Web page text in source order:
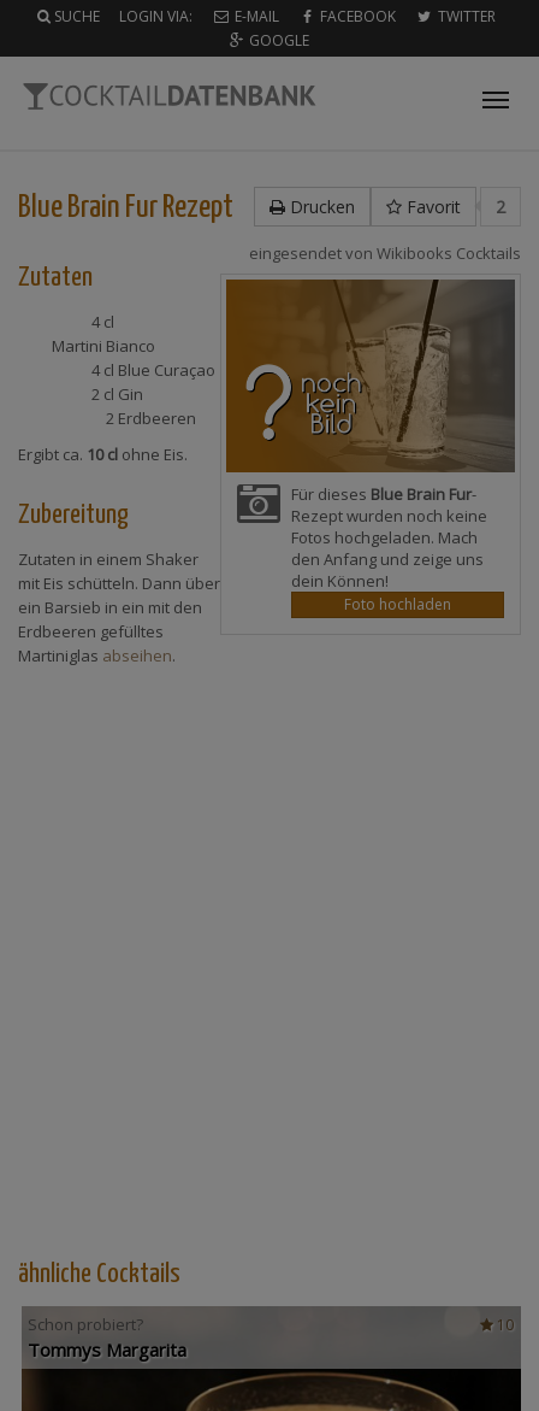
SUCHE LOGIN VIA: E-MAIL FACEBOOK
TWITTER
GOOGLE
Drucken Favorit 2
Blue Brain Fur Rezept
eingesendet von Wikibooks Cocktails
Für dieses Blue Brain Fur-
Rezept wurden noch keine
Fotos hochgeladen. Mach
den Anfang und zeige uns
dein Können!
Foto hochladen
Zutaten
4 cl
Martini Bianco
4 cl Blue Curaçao
2 cl Gin
2 Erdbeeren
Ergibt ca. 10 cl ohne Eis.
Zubereitung
Zutaten in einem Shaker
mit Eis schütteln. Dann über
ein Barsieb in ein mit den
Erdbeeren gefülltes
Martiniglas abseihen.
ähnliche Cocktails
10
Schon probiert?
Tommys Margarita